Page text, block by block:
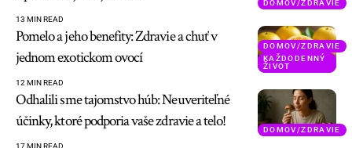
DOMOV/ZDRAVIE
13 MIN READ
DOMOV/ZDRAVIE
KAŽDODENNÝ
ŽIVOT
Pomelo a jeho benefity: Zdravie a chuť v
jednom exotickom ovocí
12 MIN READ
DOMOV/ZDRAVIE
Odhalili sme tajomstvo húb: Neuveriteľné
účinky, ktoré podporia vaše zdravie a telo!
17 MIN READ